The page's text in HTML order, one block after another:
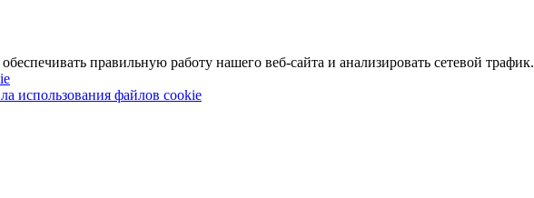
правильную работу нашего веб-сайта и анализировать сетевой трафик.
использования файлов cookie